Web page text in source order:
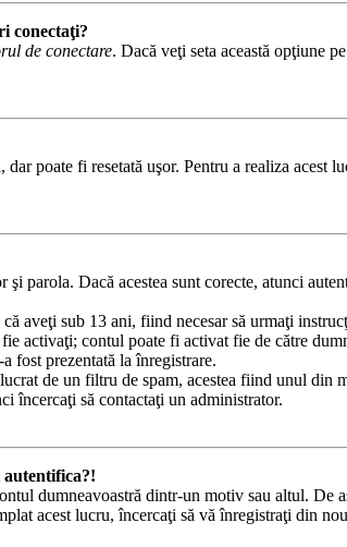
conectaţi?
de conectare. Dacă veţi seta această opţiune pe
poate fi resetată uşor. Pentru a realiza acest
parola. Dacă acestea sunt corecte, atunci
aveţi sub 13 ani, fiind necesar să urmaţi
activaţi; contul poate fi activat fie de către
fost prezentată la înregistrare.
de un filtru de spam, acestea fiind unul
încercaţi să contactaţi un administrator.
dumneavoastră dintr-un motiv sau altul.
acest lucru, încercaţi să vă înregistraţi din